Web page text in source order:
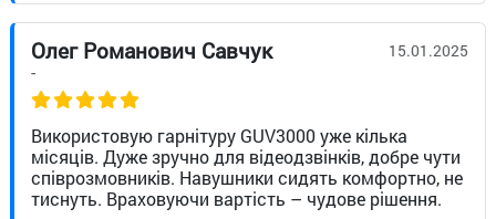
Олег Романович Савчук
-
15.01.2025
Використовую гарнітуру GUV3000 уже кілька
місяців. Дуже зручно для відеодзвінків, добре чути
співрозмовників. Навушники сидять комфортно, не
тиснуть. Враховуючи вартість – чудове рішення.